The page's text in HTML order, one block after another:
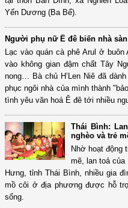
Yến Dương (Ba Bể).
Người phụ nữ Ê đê biến nhà
Lạc vào quán cà phê Arul ở buôn
vào không gian đậm chất Tây
nong… Bà chủ H’Len Niê đã
phục ngôi nhà của mình thành
tình yêu văn hoá Ê đê tới nhiều
Thái Bình:
nghèo và trẻ
Nhờ hoạt động
mẽ, lan toả của
Hưng, tỉnh Thái Bình, nhiều gia
mồ côi ở địa phương được hỗ
sống.